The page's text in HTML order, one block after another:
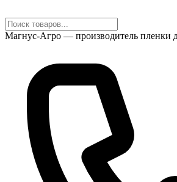
Магнус-Агро — производитель пленки